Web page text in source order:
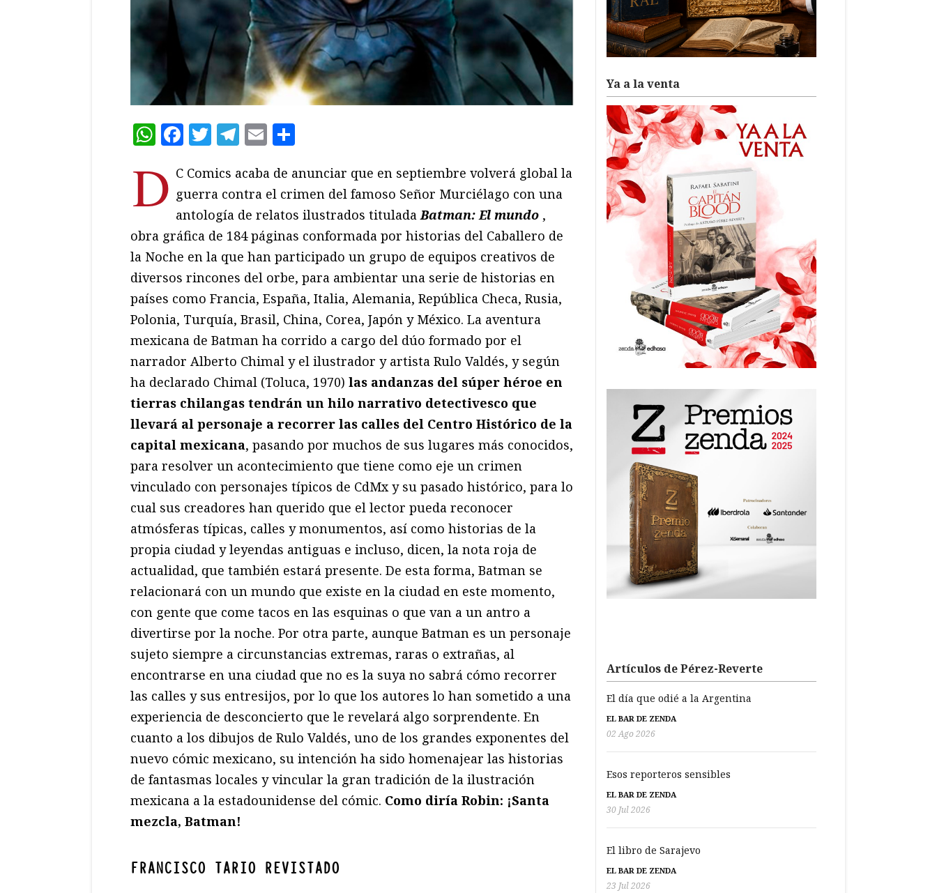
WhatsApp
Facebook
Twitter
Telegram
Email
D C Comics acaba de anunciar que en septiembre volverá global la
guerra contra el crimen del famoso Señor Murciélago con una
antología de relatos ilustrados tituladaBatman: El mundo ,
obra gráfica de 184 páginas conformada por historias del Caballero de
la Noche en la que han participado un grupo de equipos creativos de
diversos rincones del orbe, para ambientar una serie de historias en
países como Francia, España, Italia, Alemania, República Checa, Rusia,
Polonia, Turquía, Brasil, China, Corea, Japón y México. La aventura
mexicana de Batman ha corrido a cargo del dúo formado por el
narrador Alberto Chimal y el ilustrador y artista Rulo Valdés, y según
ha declarado Chimal (Toluca, 1970) las andanzas del súper héroe en
tierras chilangas tendrán un hilo narrativo detectivesco que
llevará al personaje a recorrer las calles del Centro Histórico de la
capital mexicana, pasando por muchos de sus lugares más conocidos,
para resolver un acontecimiento que tiene como eje un crimen
vinculado con personajes típicos de CdMx y su pasado histórico, para lo
cual sus creadores han querido que el lector pueda reconocer
atmósferas típicas, calles y monumentos, así como historias de la
propia ciudad y leyendas antiguas e incluso, dicen, la nota roja de
actualidad, que también estará presente. De esta forma, Batman se
relacionará con un mundo que existe en la ciudad en este momento,
con gente que come tacos en las esquinas o que van a un antro a
divertirse por la noche. Por otra parte, aunque Batman es un personaje
sujeto siempre a circunstancias extremas, raras o extrañas, al
encontrarse en una ciudad que no es la suya no sabrá cómo recorrer
las calles y sus entresijos, por lo que los autores lo han sometido a una
experiencia de desconcierto que le revelará algo sorprendente. En
cuanto a los dibujos de Rulo Valdés, uno de los grandes exponentes del
nuevo cómic mexicano, su intención ha sido homenajear las historias
de fantasmas locales y vincular la gran tradición de la ilustración
mexicana a la estadounidense del cómic. Como diría Robin: ¡Santa
mezcla, Batman!
FRANCISCO TARIO REVISTADO
Ya a la venta
Artículos de Pérez-Reverte
El día que odié a la Argentina
EL BAR DE ZENDA
02 Ago 2026
Esos reporteros sensibles
EL BAR DE ZENDA
30 Jul 2026
El libro de Sarajevo
EL BAR DE ZENDA
23 Jul 2026